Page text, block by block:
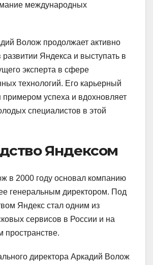
международных
Волож продолжает активно
развитии Яндекса и выступать в
эксперта в сфере
технологий. Его карьерный
примером успеха и вдохновляет
специалистов в этой
Яндексом
в 2000 году основал компанию
генеральным директором. Под
Яндекс стал одним из
сервисов в России и на
пространстве.
директора Аркадий Волож